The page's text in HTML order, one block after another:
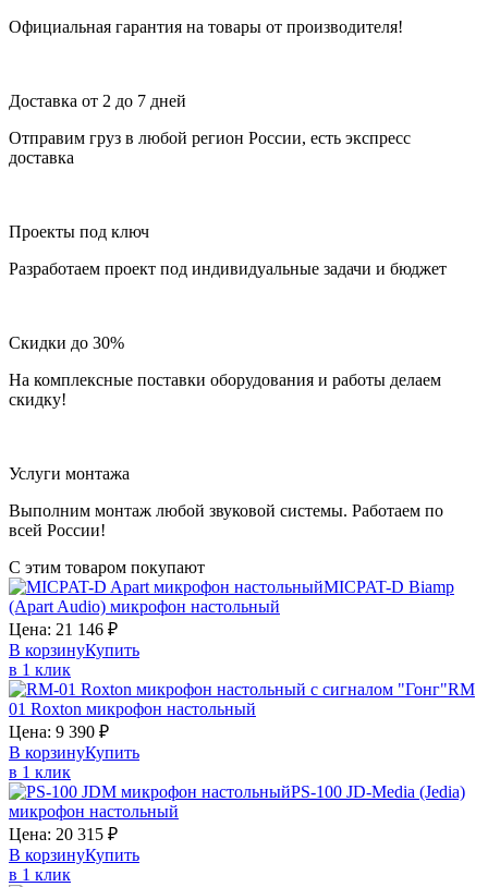
Официальная гарантия на товары от производителя!
Доставка от 2 до 7 дней
Отправим груз в любой регион России, есть экспресс
доставка
Проекты под ключ
Разработаем проект под индивидуальные задачи и бюджет
Скидки до 30%
На комплексные поставки оборудования и работы делаем
скидку!
Услуги монтажа
Выполним монтаж любой звуковой системы. Работаем по
всей России!
С этим товаром покупают
MICPAT-D Biamp
(Apart Audio) микрофон настольный
Цена: 21 146 ₽
В корзинуКупить
в 1 клик
RM
01 Roxton микрофон настольный
Цена: 9 390 ₽
В корзинуКупить
в 1 клик
PS-100 JD-Media (Jedia)
микрофон настольный
Цена: 20 315 ₽
В корзинуКупить
в 1 клик